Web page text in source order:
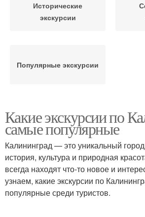
Исторические
экскурсии
Популярные экскурсии
Какие экскурсии по
самые популярные
Калининград — это уникальный
история, культура и природная
всегда находят что-то новое и
узнаем, какие экскурсии по
популярные среди туристов.